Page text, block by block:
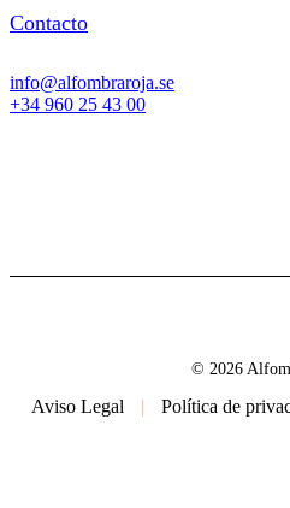
Contacto
info@alfombraroja.se
+34 960 25 43 00
© 2026
Aviso Legal | Política de